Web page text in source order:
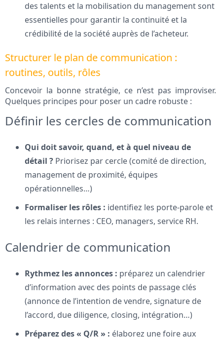
des talents et la mobilisation du management sont
essentielles pour garantir la continuité et la
crédibilité de la société auprès de l’acheteur.
Structurer le plan de communication :
routines, outils, rôles
Concevoir la bonne stratégie, ce n’est pas improviser.
Quelques principes pour poser un cadre robuste :
Définir les cercles de communication
Qui doit savoir, quand, et à quel niveau de
détail ? Priorisez par cercle (comité de direction,
management de proximité, équipes
opérationnelles…)
Formaliser les rôles : identifiez les porte-parole et
les relais internes : CEO, managers, service RH.
Calendrier de communication
Rythmez les annonces : préparez un calendrier
d’information avec des points de passage clés
(annonce de l’intention de vendre, signature de
l’accord, due diligence, closing, intégration…)
Préparez des « Q/R » : élaborez une foire aux